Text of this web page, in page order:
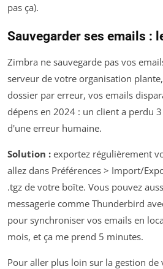
pas ça).
Sauvegarder ses emails :
Zimbra ne sauvegarde pas vos
serveur de votre organisation
dossier par erreur, vos emails
dépens en 2024 : un client a perdu
d'une erreur humaine.
Solution : exportez régulièrement
allez dans Préférences > Import/
.tgz de votre boîte. Vous pouvez
messagerie comme Thunderbird
pour synchroniser vos emails en
mois, et ça me prend 5 minutes.
Pour aller plus loin sur la gestion